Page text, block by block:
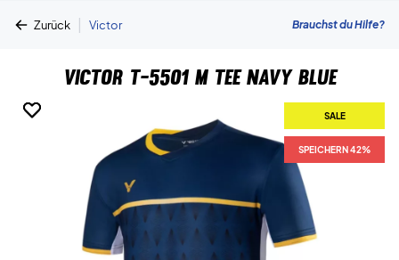
Zurück | Victor Brauchst du Hilfe?
Victor T-5501 M Tee Navy Blue
SALE
SPEICHERN 42%
SALE
SPEICHERN 42%